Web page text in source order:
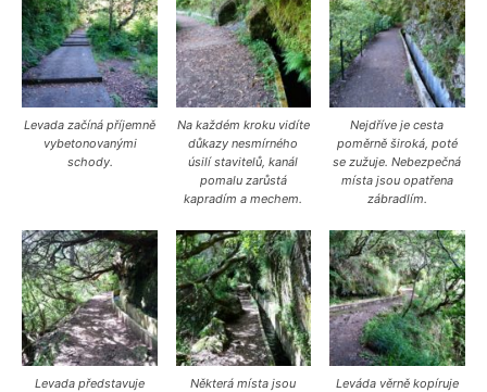
Levada začíná příjemně
vybetonovanými
schody.
Na každém kroku vidíte
důkazy nesmírného
úsilí stavitelů, kanál
pomalu zarůstá
kapradím a mechem.
Nejdříve je cesta
poměrně široká, poté
se zužuje. Nebezpečná
místa jsou opatřena
zábradlím.
Levada představuje
Některá místa jsou
Leváda věrně kopíruje